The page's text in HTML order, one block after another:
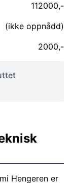
112000,-
(ikke oppnådd)
2000,-
Hengeren er